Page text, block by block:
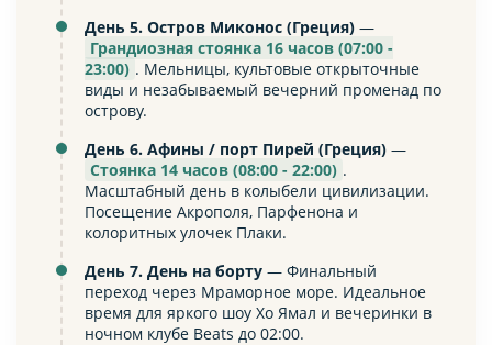
День 5. Остров Миконос (Греция) —
Грандиозная стоянка 16 часов (07:00 -
23:00) . Мельницы, культовые открыточные
виды и незабываемый вечерний променад по
острову.
День 6. Афины / порт Пирей (Греция) —
Стоянка 14 часов (08:00 - 22:00) .
Масштабный день в колыбели цивилизации.
Посещение Акрополя, Парфенона и
колоритных улочек Плаки.
День 7. День на борту — Финальный
переход через Мраморное море. Идеальное
время для яркого шоу Хо Ямал и вечеринки в
ночном клубе Beats до 02:00.